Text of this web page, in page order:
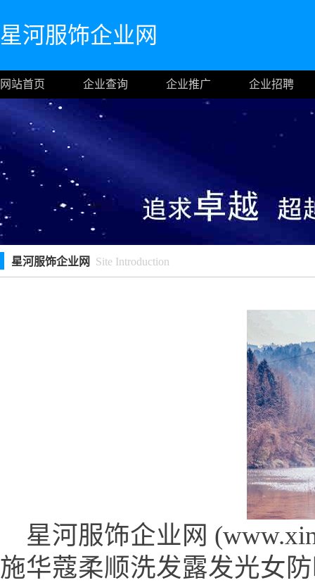
星河服饰企业网
网站首页 企业查询 企业推广 企业招聘
星河服饰企业网 Site Introduction
星河服饰企业网
施华蔻柔顺洗发露发光女